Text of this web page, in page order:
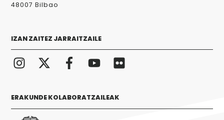
48007 Bilbao
IZAN ZAITEZ JARRAITZAILE
ERAKUNDE KOLABORATZAILEAK